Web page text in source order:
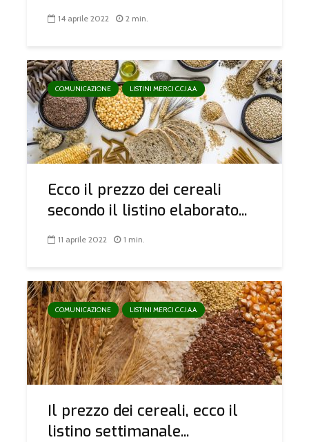
14 aprile 2022 2 min.
COMUNICAZIONE LISTINI MERCI C.C.I.A.A.
Ecco il prezzo dei cereali
secondo il listino elaborato...
11 aprile 2022 1 min.
COMUNICAZIONE LISTINI MERCI C.C.I.A.A.
Il prezzo dei cereali, ecco il
listino settimanale...